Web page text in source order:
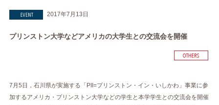
2017年7月13日
プリンストン大学などアメリカの大学生との交流会を開催
7月5日，石川県が実施する「PII=プリンストン・イン・いしかわ」事業に参
加するアメリカ・プリンストン大学などの学生と本学学生との交流会を開催